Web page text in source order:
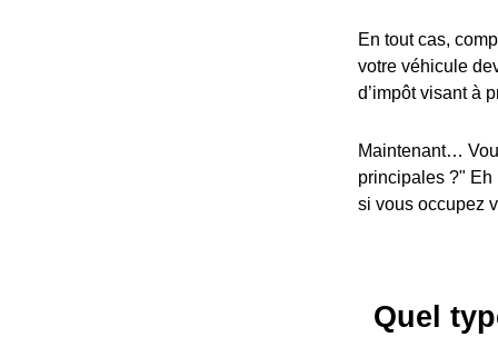
En tout cas,
votre véhicule
d’impôt visant à
Maintenant…
principales ?" Eh
si vous occupez
Quel